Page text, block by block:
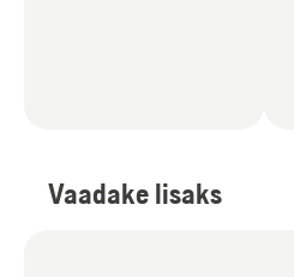
Vaadake lisaks